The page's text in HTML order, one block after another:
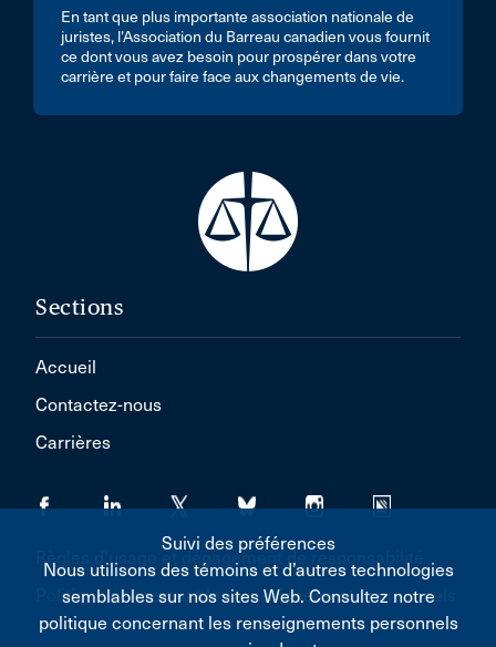
En tant que plus importante association nationale de
juristes, l’Association du Barreau canadien vous fournit
ce dont vous avez besoin pour prospérer dans votre
carrière et pour faire face aux changements de vie.
Sections
Accueil
Contactez-nous
Carrières
Règles d'usage et dégagement de responsabilité
Politique concernant les renseignements personnels
Suivi des préférences
Nous utilisons des témoins et d’autres technologies
semblables sur nos sites Web. Consultez notre
politique concernant les renseignements personnels